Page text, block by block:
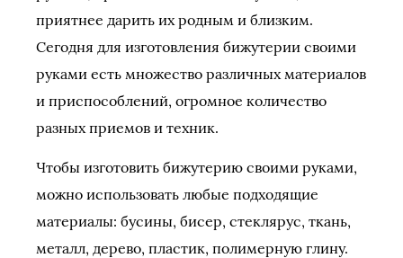
приятнее дарить их родным и близким.
Сегодня для изготовления бижутерии своими
руками есть множество различных материалов
и приспособлений, огромное количество
разных приемов и техник.
Чтобы изготовить бижутерию своими руками,
можно использовать любые подходящие
материалы: бусины, бисер, стеклярус, ткань,
металл, дерево, пластик, полимерную глину.